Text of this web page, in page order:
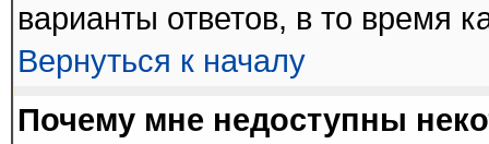
варианты ответов, в то время
Вернуться к началу
Почему мне недоступны